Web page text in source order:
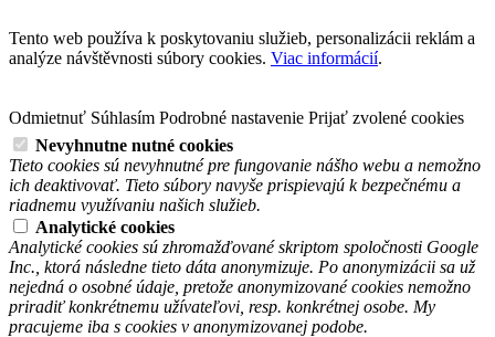
Tento web používa k poskytovaniu služieb, personalizácii reklám a
analýze návštěvnosti súbory cookies. Viac informácií.
Odmietnuť Súhlasím Podrobné nastavenie Prijať zvolené cookies
Nevyhnutne nutné cookies
Tieto cookies sú nevyhnutné pre fungovanie nášho webu a nemožno
ich deaktivovať. Tieto súbory navyše prispievajú k bezpečnému a
riadnemu využívaniu našich služieb.
Analytické cookies
Analytické cookies sú zhromažďované skriptom spoločnosti Google
Inc., ktorá následne tieto dáta anonymizuje. Po anonymizácii sa už
nejedná o osobné údaje, pretože anonymizované cookies nemožno
priradiť konkrétnemu užívateľovi, resp. konkrétnej osobe. My
pracujeme iba s cookies v anonymizovanej podobe.